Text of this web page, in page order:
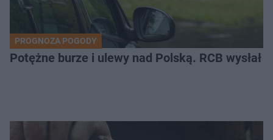
PROGNOZA POGODY
Potężne burze i ulewy nad Polską. RCB